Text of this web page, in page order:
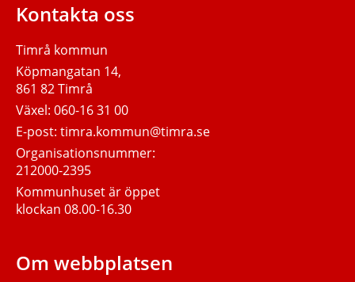
Kontakta oss
Timrå kommun
Köpmangatan 14,
861 82 Timrå
Växel:060-16 31 00
E-post:timra.kommun@timra.se
Organisationsnummer:
212000-2395
Kommunhuset är öppet
klockan 08.00-16.30
Om webbplatsen